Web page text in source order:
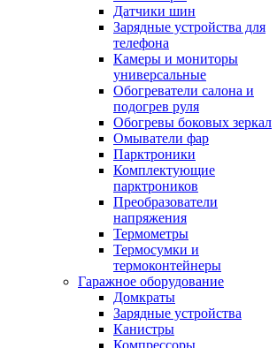
Датчики шин
Зарядные устройства для
телефона
Камеры и мониторы
универсальные
Обогреватели салона и
подогрев руля
Обогревы боковых зеркал
Омыватели фар
Парктроники
Комплектующие
парктроников
Преобразователи
напряжения
Термометры
Термосумки и
термоконтейнеры
Гаражное оборудование
Домкраты
Зарядные устройства
Канистры
Компрессоры